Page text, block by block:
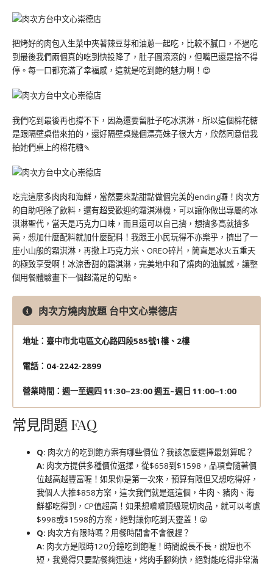
把烤好的肉包入生菜中夾著辣豆芽和油蔥一起吃，比較不膩口，不過吃
到最後我們兩個真的吃到快投降了，肚子圓滾滾的，但嘴巴還是捨不得
停。每一口都充滿了幸福感，這就是吃到飽的魅力啊！😍
我們吃到最後再也撐不下，因為還要留肚子吃冰淇淋，所以這個棉花糖
是跟隔壁桌借來拍的，還好隔壁桌幾個漂亮妹子很大方，欣然同意借我
拍她們桌上的棉花糖🍡
吃完這麼多肉肉和海鮮，當然要來點甜點做個完美的ending囉！肉次方
的自助吧除了飲料，還有超受歡迎的霜淇淋機，可以讓你做出專屬的冰
淇淋聖代，當天是巧克力口味，而且還可以自己擠，想擠多高就擠多
高，想加什麼配料就加什麼配料！我跟王小民玩得不亦樂乎，擠出了一
座小山般的霜淇淋，再撒上巧克力米、OREO碎片，簡直是冰火五重天
的極致享受啊！冰涼香甜的霜淇淋，完美地中和了燒肉的油膩感，讓整
個用餐體驗畫下一個超滿足的句點。
肉次方燒肉放題 台中文心崇德店
地址：臺中市北屯區文心路四段585號1樓、2樓
電話：04-2242-2899
營業時間：週一至週四 11:30–23:00 週五~週日 11:00–1:00
常見問題 FAQ
Q: 肉次方的吃到飽方案有哪些價位？我該怎麼選擇最划算呢？
A: 肉次方提供多種價位選擇，從$658到$1598，品項會隨著價
位越高越豐富喔！如果你是第一次來，預算有限但又想吃得好，
我個人大推$858方案，這次我們就是選這個，牛肉、豬肉、海
鮮都吃得到，CP值超高！如果想嚐嚐頂級現切肉品，就可以考慮
$998或$1598的方案，絕對讓你吃到天靈蓋！😜
Q: 肉次方有限時嗎？用餐時間會不會很趕？
A: 肉次方是限時120分鐘吃到飽喔！時間說長不長，說短也不
短，我覺得只要點餐夠迅速，烤肉手腳夠快，絕對能吃得非常滿